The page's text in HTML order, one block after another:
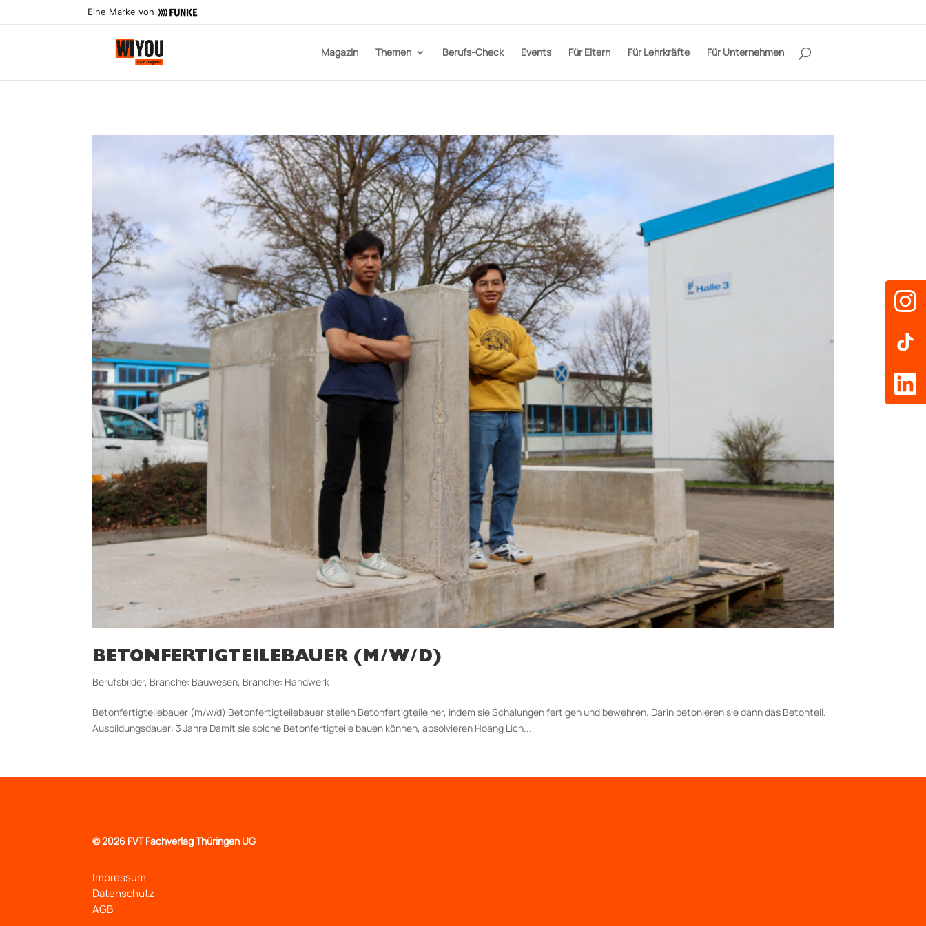
Eine Marke von
Magazin Themen Berufs-Check Events Für Eltern Für Lehrkräfte Für Unternehmen
BETONFERTIGTEILEBAUER (M/W/D)
Berufsbilder, Branche: Bauwesen, Branche: Handwerk
Betonfertigteilebauer (m/w/d) Betonfertigteilebauer stellen Betonfertigteile her, indem sie Schalungen fertigen und bewehren. Darin betonieren sie dann das Betonteil.
Aus­bildungs­dauer: 3 Jahre Damit sie solche Betonfertigteile bauen können, absolvieren Hoang Lich...
©2026 FVT Fachverlag Thüringen UG
Impressum
Datenschutz
AGB